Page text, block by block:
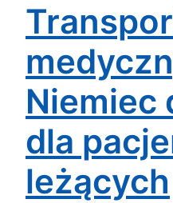
Niemiec
dla
leżących